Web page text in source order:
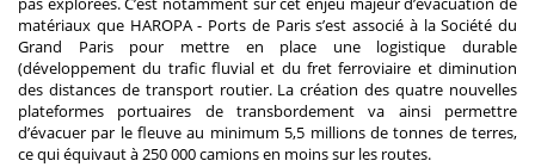
matériaux que HAROPA - Ports de Paris s’est associé à la Société du
Grand Paris pour mettre en place une logistique durable
(développement du trafic fluvial et du fret ferroviaire et diminution
des distances de transport routier. La création des quatre nouvelles
plateformes portuaires de transbordement va ainsi permettre
d’évacuer par le fleuve au minimum 5,5 millions de tonnes de terres,
ce qui équivaut à 250 000 camions en moins sur les routes.